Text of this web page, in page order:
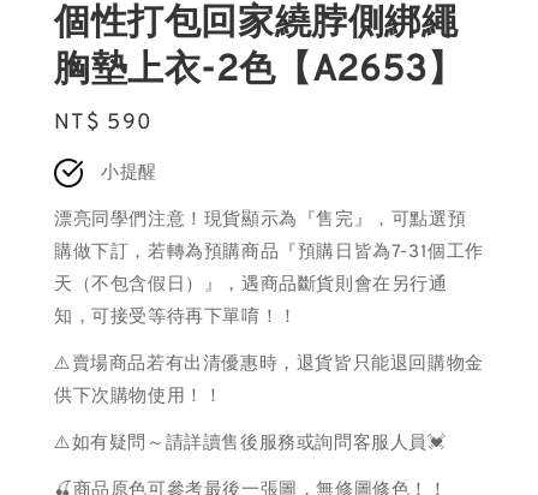
個性打包回家繞脖側綁繩
胸墊上衣-2色【A2653】
Regular
price
NT$ 590
小提醒
漂亮同學們注意！現貨顯示為『售完』，可點選預
購做下訂，若轉為預購商品『預購日皆為7-31個工作
天（不包含假日）』，遇商品斷貨則會在另行通
知，可接受等待再下單唷！！
⚠️賣場商品若有出清優惠時，退貨皆只能退回購物金
供下次購物使用！！
⚠️如有疑問～請詳讀售後服務或詢問客服人員💓